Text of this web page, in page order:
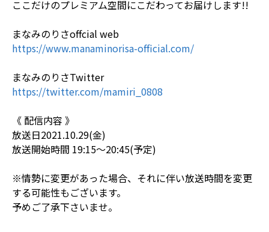
ここだけのプレミアム空間にこだわってお届けします!!
まなみのりさoffcial web
https://www.manaminorisa-official.com/
まなみのりさTwitter
https://twitter.com/mamiri_0808
《 配信内容 》
放送日2021.10.29(金)
放送開始時間 19:15〜20:45(予定)
※情勢に変更があった場合、それに伴い放送時間を変更
する可能性もございます。
予めご了承下さいませ。